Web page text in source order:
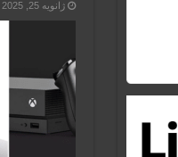
ژانویه 25, 2025